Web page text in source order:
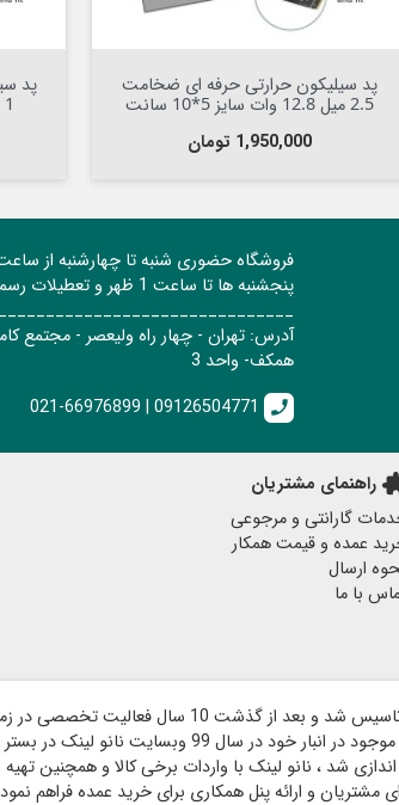
پد سیلیکون حرارتی حرفه ای ضخامت
2.5 میل 12.8 وات سایز 5*10 سانت
قیمت
1,950,000 تومان
پد
1 میل 9 وات سایز 5*10 سانت
پنجشنبه ها تا ساعت 1 ظهر و
آدرس: تهران - چهار راه ولیعصر - مجتمع
همکف- واحد 3
call
021-66976899 | 09126504771
راهنمای مشتریان
گارانتی و مرجوعی
عمده و قیمت همکار
ارسال
با ما
فروشگاه نانو لینک در سال 89 در مکان فیزیکی تاسیس شد و بعد از
کابل ، مبدل ، فن و آداپتور و دارای هزار قلم کالای موجود در انبار خود در
شد ، نانو لینک با واردات برخی کالا و همچنین تهیه
مشتریان و ارائه پنل همکاری برای خرید عمده فراهم